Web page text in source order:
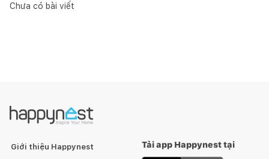
Chưa có bài viết
Giới thiệu Happynest
Tải app Happynest tại